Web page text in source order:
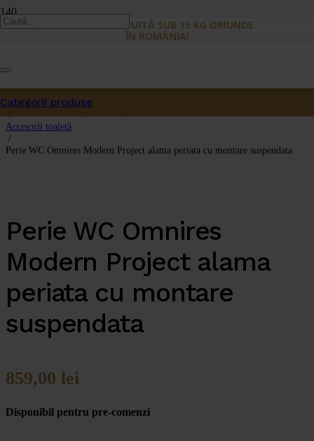
LIVRARE GRATUITĂ SUB 15 KG ORIUNDE
ÎN ROMÂNIA!
Produsa fost adăugat în coș.
Categorii produse
/
Accesorii
/
Accesorii toaletă
/
Perie WC Omnires Modern Project alama periata cu montare suspendata
Perie WC Omnires
Modern Project alama
periata cu montare
suspendata
859,00 lei
Disponibil pentru pre-comenzi